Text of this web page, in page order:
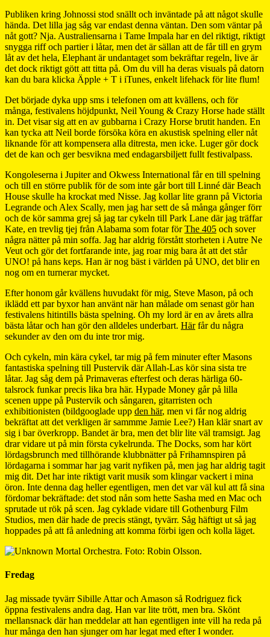
Publiken kring Johnossi stod snällt och inväntade på att något skulle
hända. Det lilla jag såg var endast denna väntan. Den som väntar på
nåt gott? Nja. Australiensarna i Tame Impala har en del riktigt, riktigt
snygga riff och partier i låtar, men det är sällan att de får till en grym
låt av det hela, Elephant är undantaget som bekräftar regeln, live är
det dock riktigt gött att titta på. Om du vill ha deras visuals på datorn
kan du bara klicka Äpple + T i iTunes, enkelt lifehack för lite flum!
Det började dyka upp sms i telefonen om att kvällens, och för
många, festivalens höjdpunkt, Neil Young & Crazy Horse hade ställt
in. Det visar sig att en av gubbarna i Crazy Horse brutit handen. En
kan tycka att Neil borde försöka köra en akustisk spelning eller nåt
liknande för att kompensera alla ditresta, men icke. Luger gör dock
det de kan och ger besvikna med endagarsbiljett fullt festivalpass.
Kongoleserna i Jupiter and Okwess International får en till spelning
och till en större publik för de som inte går bort till Linné där Beach
House skulle ha krockat med Nisse. Jag kollar lite grann på Victoria
Legrande och Alex Scally, men jag har sett de så många gånger förr
och de kör samma grej så jag tar cykeln till Park Lane där jag träffar
Kate, en trevlig tjej från Alabama som fotar förThe 405 och sover
några nätter på min soffa. Jag har aldrig förstått storheten i Autre Ne
Veut och gör det fortfarande inte, jag roar mig bara åt att det står
UNO! på hans keps. Han är nog bäst i världen på UNO, det blir en
nog om en turnerar mycket.
Efter honom går kvällens huvudakt för mig, Steve Mason, på och
iklädd ett par byxor han använt när han målade om senast gör han
festivalens hitintills bästa spelning. Oh my lord är en av årets allra
bästa låtar och han gör den alldeles underbart. Härfår du några
sekunder av den om du inte tror mig.
Och cykeln, min kära cykel, tar mig på fem minuter efter Masons
fantastiska spelning till Pustervik där Allah-Las kör sina sista tre
låtar. Jag såg dem på Primaveras efterfest och deras härliga 60-
talsrock funkar precis lika bra här. Hypade Money går på lilla
scenen uppe på Pustervik och sångaren, gitarristen och
exhibitionisten (bildgooglade upp den här, men vi får nog aldrig
bekräftat att det verkligen är sammme Jamie Lee?) Han klär snart av
sig i bar överkropp. Bandet är bra, men det blir lite väl tramsigt. Jag
drar vidare ut på min första cykelrunda. The Docks, som har kört
lördagsbrunch med tillhörande klubbnätter på Frihamnspiren på
lördagarna i sommar har jag varit nyfiken på, men jag har aldrig tagit
mig dit. Det har inte riktigt varit musik som klingar vackert i mina
öron. Inte denna dag heller egentligen, men det var väl kul att få sina
fördomar bekräftade: det stod nån som hette Sasha med en Mac och
sprutade ut rök på scen. Jag cyklade vidare till Gothenburg Film
Studios, men där hade de precis stängt, tyvärr. Såg häftigt ut så jag
hoppades på att få anledning att komma förbi igen och kolla läget.
Fredag
Jag missade tyvärr Sibille Attar och Amason så Rodriguez fick
öppna festivalens andra dag. Han var lite trött, men bra. Skönt
mellansnack där han meddelar att han egentligen inte vill ha reda på
hur många den han sjunger om har legat med efter I wonder.